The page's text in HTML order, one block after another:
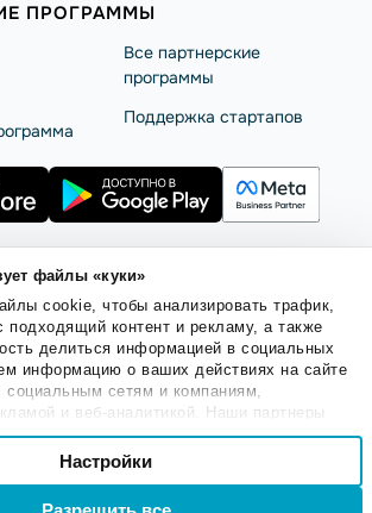
файлы «куки»
cookie, чтобы анализировать трафик,
подходящий контент и рекламу, а также
делиться информацией в социальных
информацию о ваших действиях на сайте
социальным сетям и компаниям,
и веб-аналитикой. Наши партнеры
эти сведения с предоставленной вами
данными, которые они получили при
их сервисов.
Настройки
ПРОГРАММЫ
Все партнерские
программы
Поддержка стартапов
Безопасность SendPulse
Политика Cookies
Inc. Все права защищены.